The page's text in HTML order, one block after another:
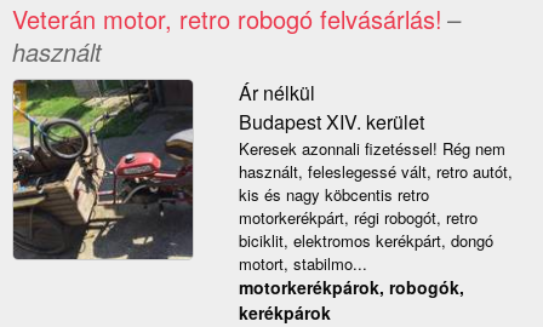
Veterán motor, retro robogó felvásárlás! –
használt
Ár nélkül
Budapest XIV. kerület
Keresek azonnali fizetéssel! Rég nem
használt, feleslegessé vált, retro autót,
kis és nagy köbcentis retro
motorkerékpárt, régi robogót, retro
biciklit, elektromos kerékpárt, dongó
motort, stabilmo...
motorkerékpárok, robogók,
kerékpárok